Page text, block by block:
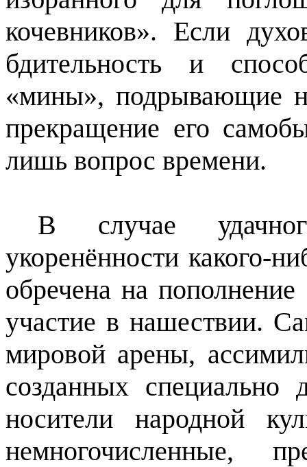
кочевников». Если
бдительность и
«мины», подрывающие
прекращение его
лишь вопрос времени.
В случае
укоренённости какого-
обречена на пополнение
участие в нашествии.
мировой арены,
созданных специально
носители народной
немногочисленные,